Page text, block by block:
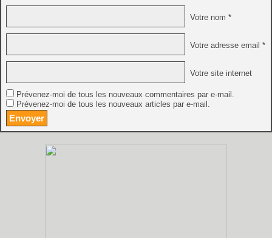
Votre nom *
Votre adresse email *
Votre site internet
Prévenez-moi de tous les nouveaux commentaires par e-mail.
Prévenez-moi de tous les nouveaux articles par e-mail.